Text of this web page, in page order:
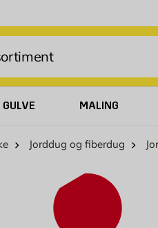
GULVE MALING
Jorddug og fiberdug